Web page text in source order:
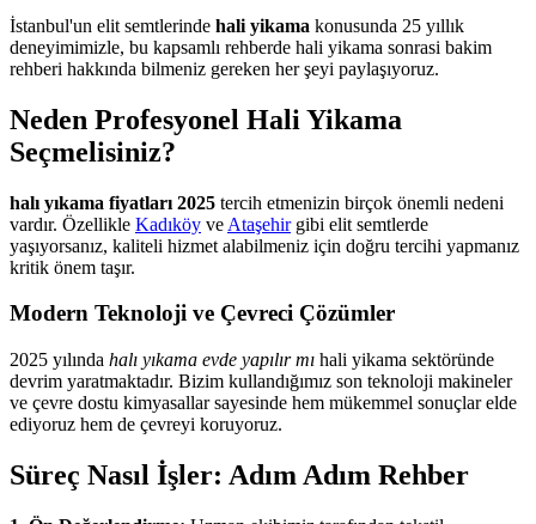
İstanbul'un elit semtlerinde hali yikama konusunda 25 yıllık
deneyimimizle, bu kapsamlı rehberde hali yikama sonrasi bakim
rehberi hakkında bilmeniz gereken her şeyi paylaşıyoruz.
Neden Profesyonel Hali Yikama
Seçmelisiniz?
halı yıkama fiyatları 2025 tercih etmenizin birçok önemli nedeni
vardır. Özellikle Kadıköy ve Ataşehirgibi elit semtlerde
yaşıyorsanız, kaliteli hizmet alabilmeniz için doğru tercihi yapmanız
kritik önem taşır.
Modern Teknoloji ve Çevreci Çözümler
2025 yılında halı yıkama evde yapılır mı hali yikama sektöründe
devrim yaratmaktadır. Bizim kullandığımız son teknoloji makineler
ve çevre dostu kimyasallar sayesinde hem mükemmel sonuçlar elde
ediyoruz hem de çevreyi koruyoruz.
Süreç Nasıl İşler: Adım Adım Rehber